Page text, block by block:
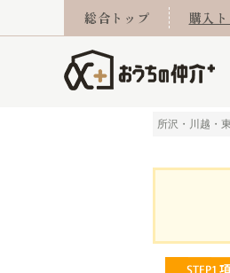
総合トップ 購入
所沢・川越・